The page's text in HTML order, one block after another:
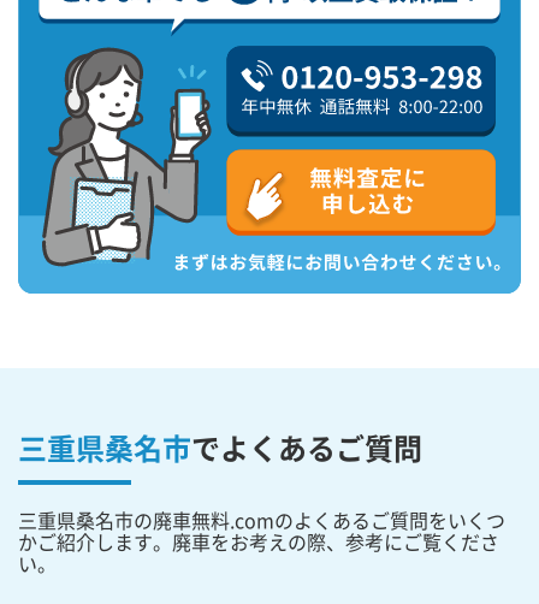
三重県桑名市でよくあるご質問
三重県桑名市の廃車無料.comのよくあるご質問をいくつ
かご紹介します。廃車をお考えの際、参考にご覧くださ
い。